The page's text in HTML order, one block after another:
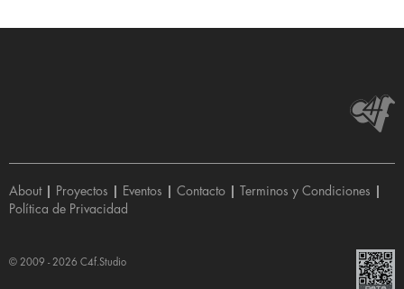
About| Proyectos Eventos Contacto Terminos y Condiciones
Política de Privacidad
© 2009 - 2026 C4f.Studio